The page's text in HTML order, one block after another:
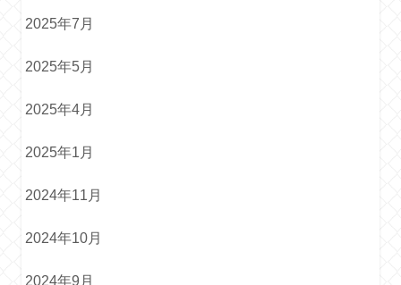
2025年7月
2025年5月
2025年4月
2025年1月
2024年11月
2024年10月
2024年9月